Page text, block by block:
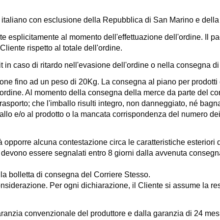
con esclusione della Repubblica di San Marino e
esplicitamente al momento dell'effettuazione dell'ordine. Il
rispetto al totale dell'ordine.
in caso di ritardo nell'evasione dell'ordine o nella consegna
fino ad un peso di 20Kg. La consegna al piano per
Al momento della consegna della merce da parte del
che l'imballo risulti integro, non danneggiato, né
e/o al prodotto o la mancata corrispondenza del numero
alcuna contestazione circa le caratteristiche
essere segnalati entro 8 giorni dalla avvenuta
bolletta di consegna del Corriere Stesso.
Per ogni dichiarazione, il Cliente si assume la
convenzionale del produttore e dalla garanzia di 24